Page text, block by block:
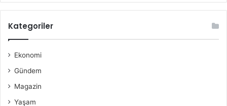
Kategoriler
Ekonomi
Gündem
Magazin
Yaşam